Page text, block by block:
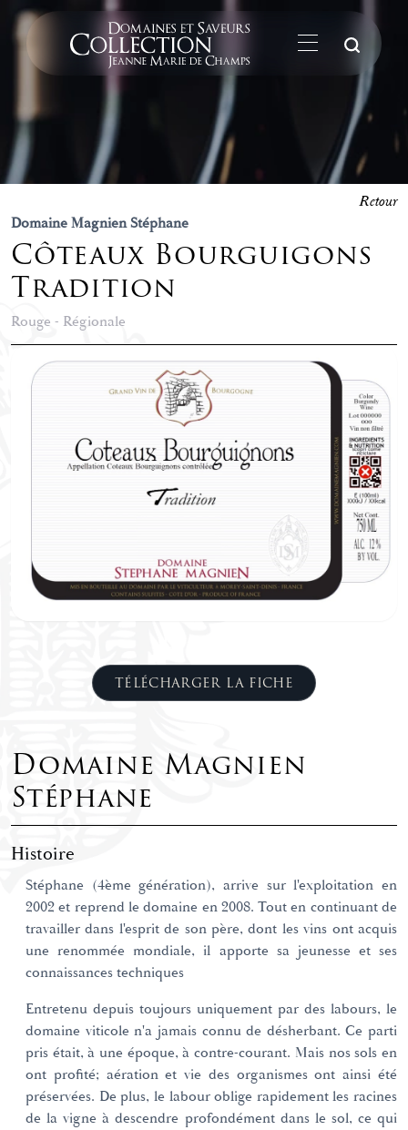
Domaine Magnien Stéphane
Côteaux Bourguigons
Tradition
Rouge - Régionale
Retour
TÉLÉCHARGER LA FICHE
Domaine Magnien
Stéphane
Histoire
Stéphane (4ème génération), arrive sur l'exploitation en
2002 et reprend le domaine en 2008. Tout en continuant de
travailler dans l'esprit de son père, dont les vins ont acquis
une renommée mondiale, il apporte sa jeunesse et ses
connaissances techniques
Entretenu depuis toujours uniquement par des labours, le
domaine viticole n'a jamais connu de désherbant. Ce parti
pris était, à une époque, à contre-courant. Mais nos sols en
ont profité; aération et vie des organismes ont ainsi été
préservées. De plus, le labour oblige rapidement les racines
de la vigne à descendre profondément dans le sol, ce qui